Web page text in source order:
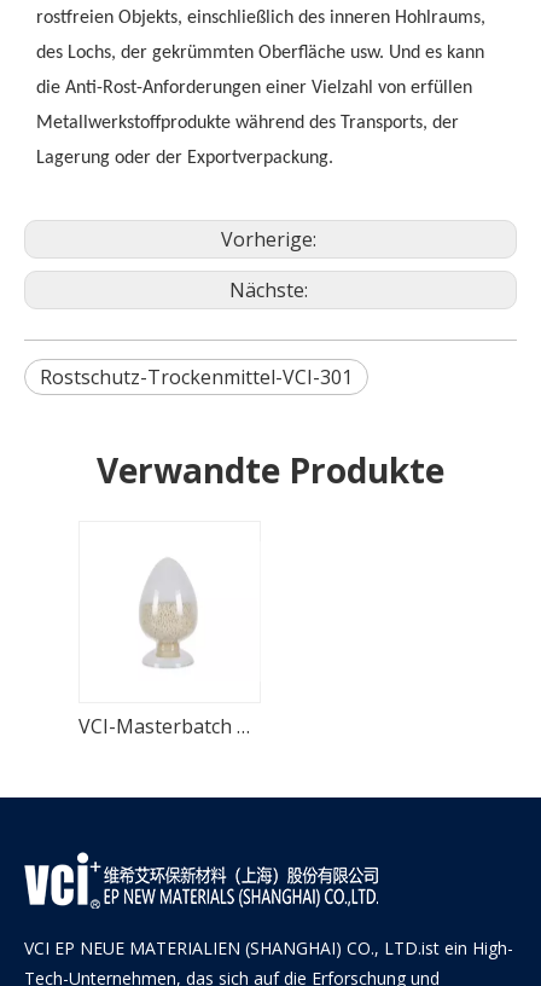
rostfreien Objekts, einschließlich des inneren Hohlraums,
des Lochs, der gekrümmten Oberfläche usw. Und es kann
die Anti-Rost-Anforderungen einer Vielzahl von erfüllen
Metallwerkstoffprodukte während des Transports, der
Lagerung oder der Exportverpackung.
Vorherige:
Nächste:
Rostschutz-Trockenmittel-VCI-301
Verwandte Produkte
VCI-Masterbatch Rohstoffe für VCI-Folie
VCI EP NEUE MATERIALIEN (SHANGHAI) CO., LTD.ist ein High-
Tech-Unternehmen, das sich auf die Erforschung und